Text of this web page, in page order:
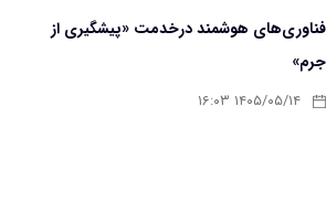
فناوری‌های هوشمند درخدمت «پیشگیری از
جرم»
۱۴۰۵/۰۵/۱۴ ۱۶:۰۳